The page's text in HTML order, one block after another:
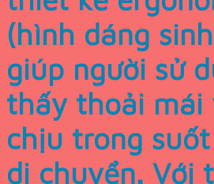
(hình dáng
giúp người sử
thấy thoải mái
chịu trong
di chuyển. Với